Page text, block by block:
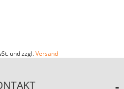
und zzgl.Versand